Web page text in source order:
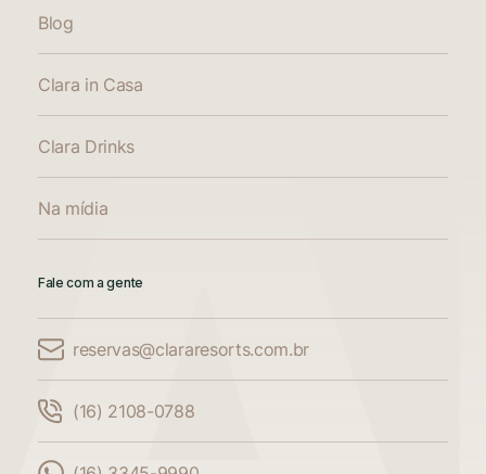
Blog
Clara in Casa
Clara Drinks
Na mídia
Fale com a gente
reservas@clararesorts.com.br
(16) 2108-0788
Compare até 3 acomodações